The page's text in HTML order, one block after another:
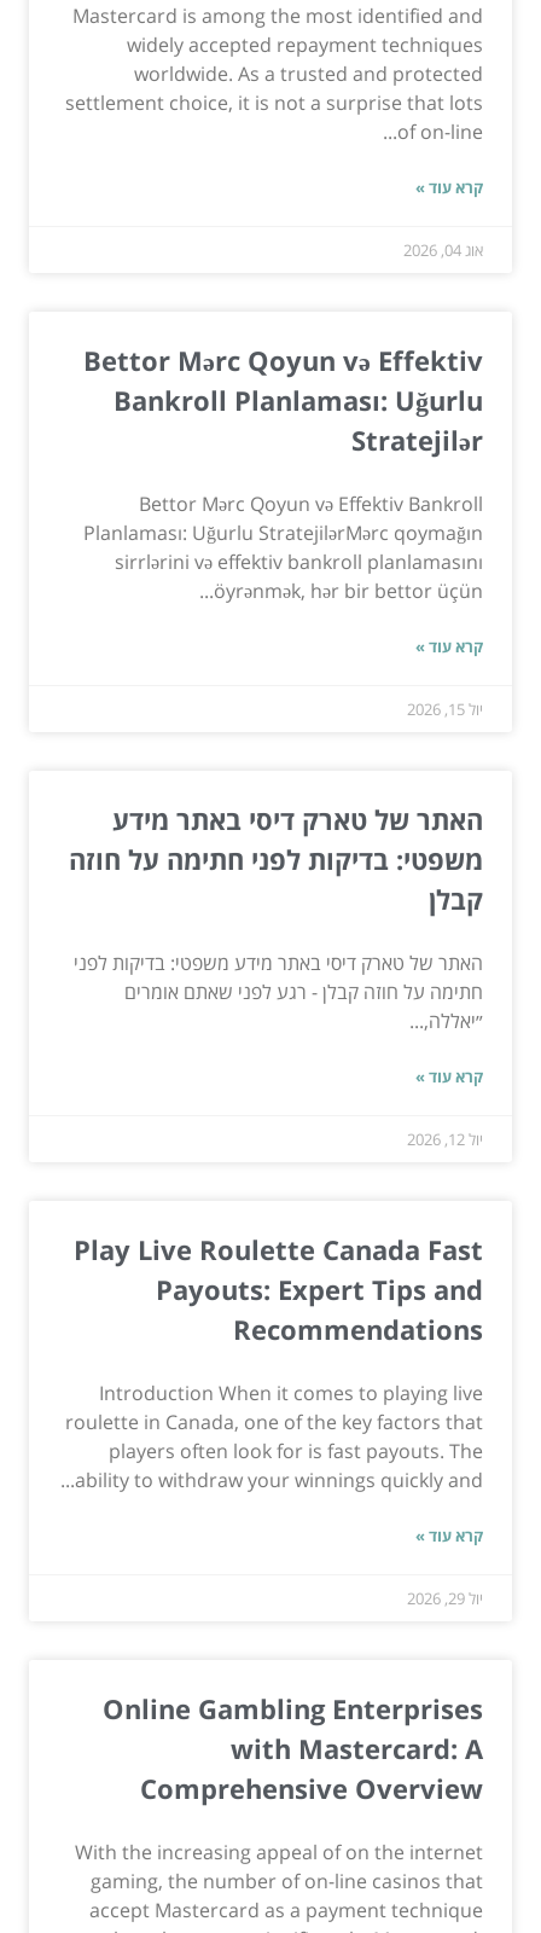
Mastercard is among the most identified and
widely accepted repayment techniques
worldwide. As a trusted and protected
settlement choice, it is not a surprise that lots
of on-line...
קרא עוד »
אוג 04, 2026
Bettor Mərc Qoyun və Effektiv
Bankroll Planlaması: Uğurlu
Stratejilər
Bettor Mərc Qoyun və Effektiv Bankroll
Planlaması: Uğurlu StratejilərMərc qoymağın
sirrlərini və effektiv bankroll planlamasını
öyrənmək, hər bir bettor üçün...
קרא עוד »
יול 15, 2026
האתר של טארק דיסי באתר מידע
משפטי: בדיקות לפני חתימה על חוזה
קבלן
האתר של טארק דיסי באתר מידע משפטי: בדיקות לפני
חתימה על חוזה קבלן - רגע לפני שאתם אומרים
״יאללה,...
קרא עוד »
יול 12, 2026
Play Live Roulette Canada Fast
Payouts: Expert Tips and
Recommendations
Introduction When it comes to playing live
roulette in Canada, one of the key factors that
players often look for is fast payouts. The
ability to withdraw your winnings quickly and...
קרא עוד »
יול 29, 2026
Online Gambling Enterprises
with Mastercard: A
Comprehensive Overview
With the increasing appeal of on the internet
gaming, the number of on-line casinos that
accept Mastercard as a payment technique